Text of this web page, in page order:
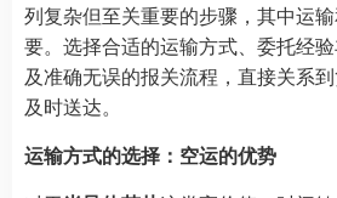
列复杂但至关重要的步骤，其中运
要。选择合适的运输方式、委托经
及准确无误的报关流程，直接关系
及时送达。
运输方式的选择：空运的优势